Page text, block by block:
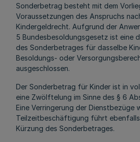
Sonderbetrag besteht mit dem
Voraussetzungen des Anspruchs
Kindergeldrecht. Aufgrund der
5 Bundesbesoldungsgesetz ist eine
des Sonderbetrages für dasselbe
Besoldungs- oder
ausgeschlossen.
Der Sonderbetrag für Kinder ist in
eine Zwölftelung im Sinne des § 6
Eine Verringerung der Dienstbezüge
Teilzeitbeschäftigung führt
Kürzung des Sonderbetrages.